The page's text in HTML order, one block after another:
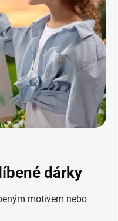
dárky
motivem nebo